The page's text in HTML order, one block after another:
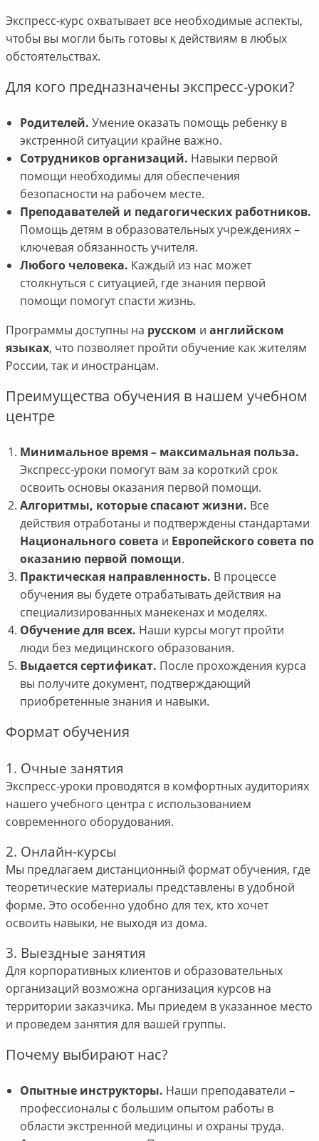
Экспресс-курс охватывает все необходимые аспекты,
чтобы вы могли быть готовы к действиям в любых
обстоятельствах.
Для кого предназначены экспресс-уроки?
Родителей. Умение оказать помощь ребенку в
экстренной ситуации крайне важно.
Сотрудников организаций. Навыки первой
помощи необходимы для обеспечения
безопасности на рабочем месте.
Преподавателей и педагогических работников.
Помощь детям в образовательных учреждениях –
ключевая обязанность учителя.
Любого человека. Каждый из нас может
столкнуться с ситуацией, где знания первой
помощи помогут спасти жизнь.
Программы доступны на русском и английском
языках, что позволяет пройти обучение как жителям
России, так и иностранцам.
Преимущества обучения в нашем учебном
центре
Минимальное время – максимальная польза.
Экспресс-уроки помогут вам за короткий срок
освоить основы оказания первой помощи.
Алгоритмы, которые спасают жизни. Все
действия отработаны и подтверждены стандартами
Национального совета и Европейского совета по
оказанию первой помощи.
Практическая направленность. В процессе
обучения вы будете отрабатывать действия на
специализированных манекенах и моделях.
Обучение для всех. Наши курсы могут пройти
люди без медицинского образования.
Выдается сертификат. После прохождения курса
вы получите документ, подтверждающий
приобретенные знания и навыки.
Формат обучения
1. Очные занятия
Экспресс-уроки проводятся в комфортных аудиториях
нашего учебного центра с использованием
современного оборудования.
2. Онлайн-курсы
Мы предлагаем дистанционный формат обучения, где
теоретические материалы представлены в удобной
форме. Это особенно удобно для тех, кто хочет
освоить навыки, не выходя из дома.
3. Выездные занятия
Для корпоративных клиентов и образовательных
организаций возможна организация курсов на
территории заказчика. Мы приедем в указанное место
и проведем занятия для вашей группы.
Почему выбирают нас?
Опытные инструкторы. Наши преподаватели –
профессионалы с большим опытом работы в
области экстренной медицины и охраны труда.